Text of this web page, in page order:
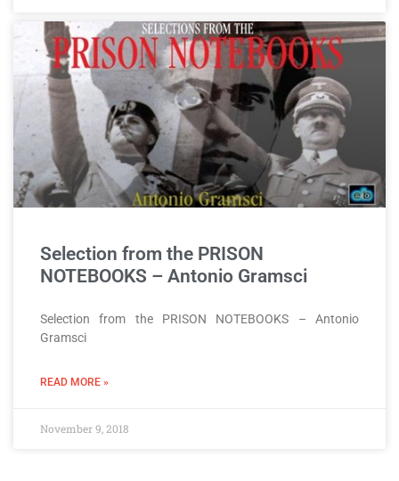
Selection from the PRISON
NOTEBOOKS – Antonio Gramsci
Selection from the PRISON NOTEBOOKS – Antonio
Gramsci
READ MORE »
November 9, 2018